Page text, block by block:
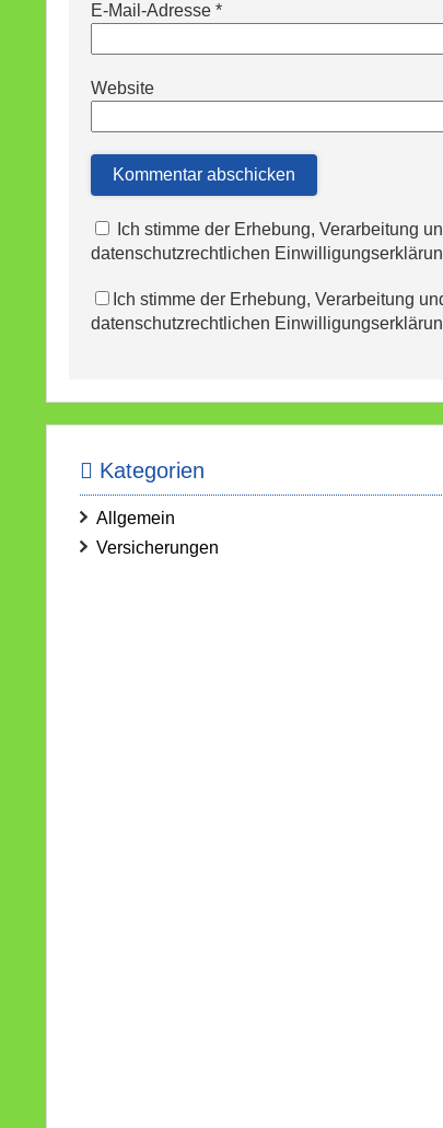
E-Mail-Adresse *
Website
Ich stimme der Erhebung, Verarbeitung
datenschutzrechtlichen
Ich stimme der Erhebung, Verarbeitung
datenschutzrechtlichen
Kategorien
Allgemein
Versicherungen